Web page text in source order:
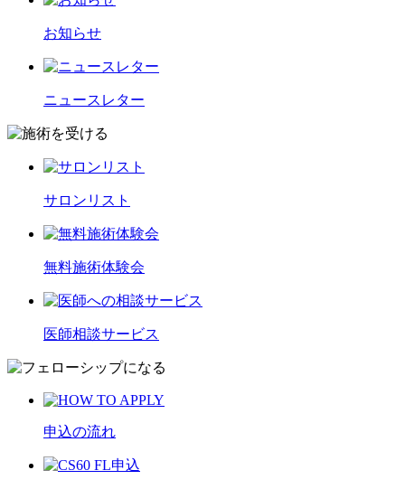
お知らせ
ニュースレター
サロンリスト
無料施術体験会
医師相談サービス
申込の流れ